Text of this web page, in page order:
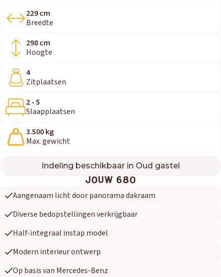
229 cm
Breedte
298 cm
Hoogte
4
Zitplaatsen
2 - 5
Slaapplaatsen
3.500 kg
Max. gewicht
Indeling beschikbaar in Oud gastel
680
JOUW 680
Aangenaam licht door panorama dakraam
Diverse bedopstellingen verkrijgbaar
Half-integraal instap model
Modern interieur ontwerp
Op basis van Mercedes-Benz